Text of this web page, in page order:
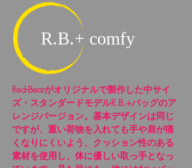
R.B.+ comfy
Red-Bearがオリジナルで製作した中サイ
ズ・スタンダードモデルR.B.+バッグのア
レンジバージョン。基本デザインは同じ
ですが、重い荷物を入れても手や肩が痛
くなりにくいよう、クッション性のある
素材を使用し、体に優しい取っ手となっ